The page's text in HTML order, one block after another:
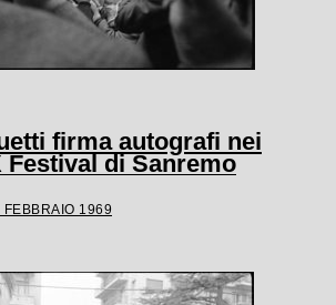
firma autografi nei
Festival di Sanremo
1969